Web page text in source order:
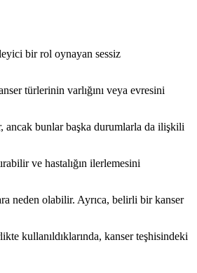
bir rol oynayan sessiz
türlerinin varlığını veya evresini
ancak bunlar başka durumlarla da ilişkili
ve hastalığın ilerlemesini
neden olabilir. Ayrıca, belirli bir kanser
kullanıldıklarında, kanser teşhisindeki